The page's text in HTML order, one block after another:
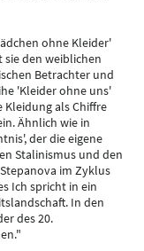
ohne Kleider'
den weiblichen
Betrachter und
'Kleider ohne uns'
als Chiffre
Ähnlich wie in
der die eigene
Stalinismus und den
im Zyklus
Ich spricht in ein
In den
des 20.